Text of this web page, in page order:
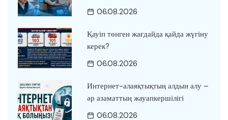
06.08.2026
Қауіп төнген жағдайда қайда жүгіну
керек?
06.08.2026
Интернет-алаяқтықтың алдын алу –
әр азаматтың жауапкершілігі
06.08.2026